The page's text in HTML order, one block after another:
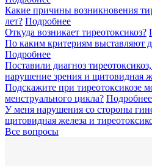
Какие причины возникновения
лет? Подробнее
Откуда возникает тиреотоксикоз?
По каким критериям выставляют
Подробнее
Поставили диагноз
нарушение зрения и щитовидная
Подскажите при тиреотоксикозе
менструального цикла? Подробнее
У меня нарушения со стороны
щитовидная железа и
Все вопросы